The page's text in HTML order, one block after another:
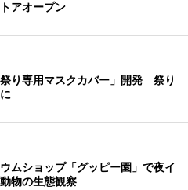
アオープン
り専用マスクカバー」開発 祭り
ムショップ「グッピー園」で夜イ
物の生態観察